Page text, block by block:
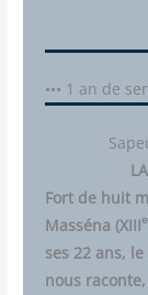
••• 1 an de
Fort de huit
Mas­sé­na (XIIIe
ses 22 ans,
nous